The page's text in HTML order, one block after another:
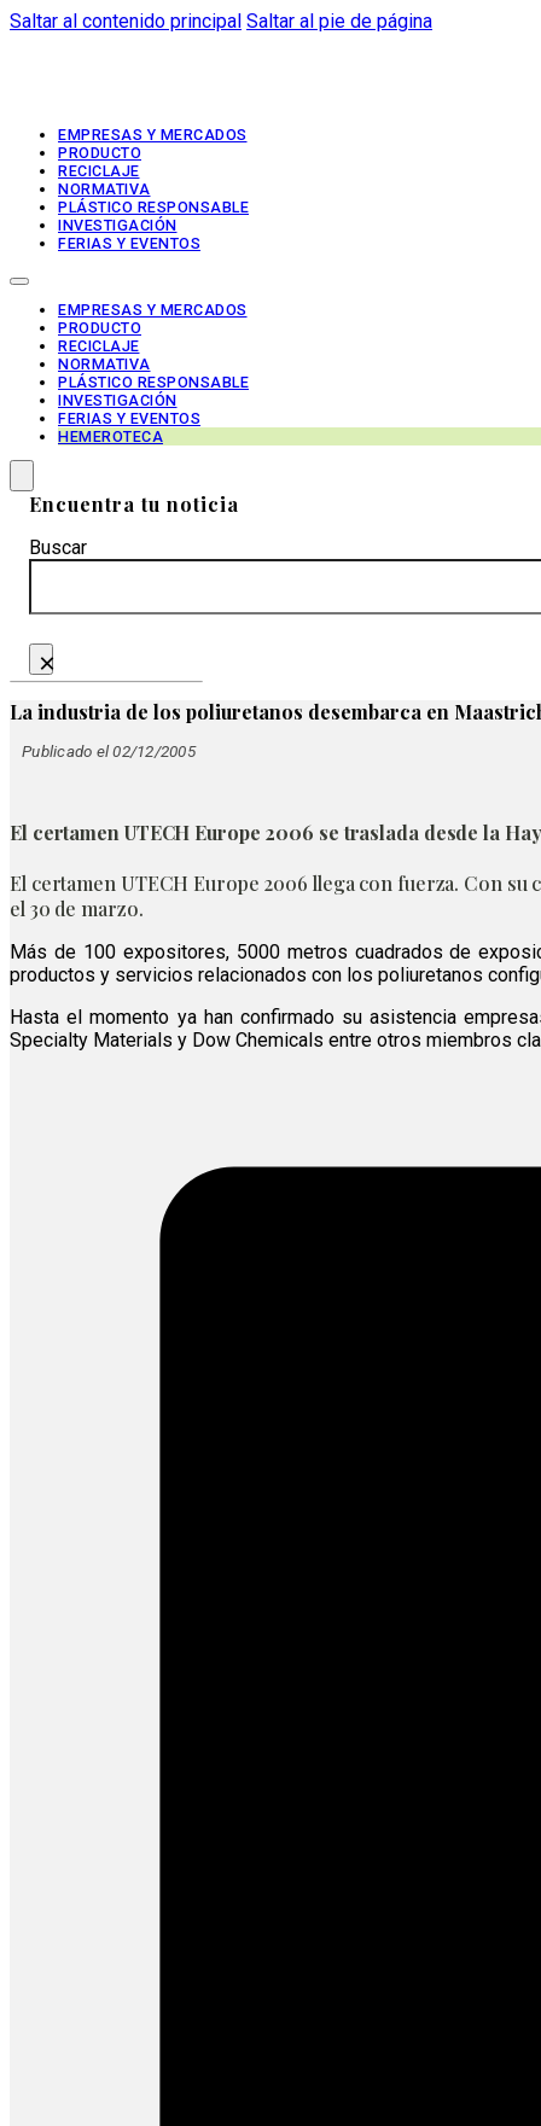
Saltar al contenido principal Saltar al pie de página
EMPRESAS Y MERCADOS
PRODUCTO
RECICLAJE
NORMATIVA
PLÁSTICO RESPONSABLE
INVESTIGACIÓN
FERIAS Y EVENTOS
EMPRESAS Y MERCADOS
PRODUCTO
RECICLAJE
NORMATIVA
PLÁSTICO RESPONSABLE
INVESTIGACIÓN
FERIAS Y EVENTOS
HEMEROTECA
Encuentra tu noticia
Buscar
×
La industria de los poliuretanos desembarca en
Publicado el 02/12/2005
El certamen UTECH Europe 2006 se traslada desde la
El certamen UTECH Europe 2006 llega con fuerza. Con su
el 30 de marzo.
Más de 100 expositores, 5000 metros cuadrados de
productos y servicios relacionados con los poliuretanos
Hasta el momento ya han confirmado su asistencia
Specialty Materials y Dow Chemicals entre otros miembros